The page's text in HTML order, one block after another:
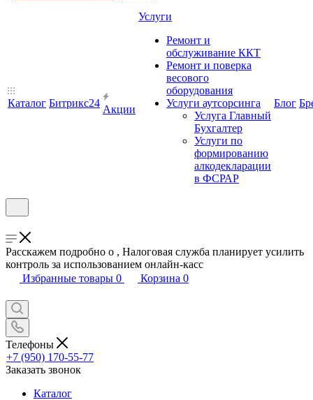
Каталог Битрикс24
Акции
Услуги
Ремонт и
обслуживание ККТ
Ремонт и поверка
весового
оборудования
Услуги аутсорсинга
Услуга Главный
Бухгалтер
Услуги по
формированию
алкодекларации
в ФСРАР
Блог
Расскажем подробно о , Налоговая служба планирует усилить
контроль за использованием онлайн-касс
Избранные товары 0 Корзина 0
Телефоны
+7 (950) 170-55-77
Заказать звонок
Каталог